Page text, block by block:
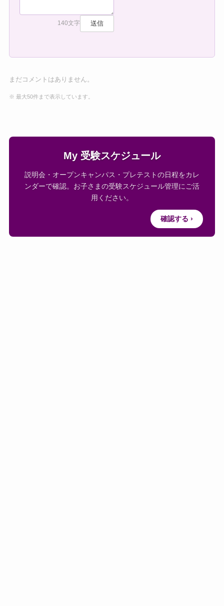
140文字 送信
まだコメントはありません。
※ 最大50件まで表示しています。
My 受験スケジュール
説明会・オープンキャンパス・プレテストの日程をカレ
ンダーで確認。お子さまの受験スケジュール管理にご活
用ください。
確認する ›